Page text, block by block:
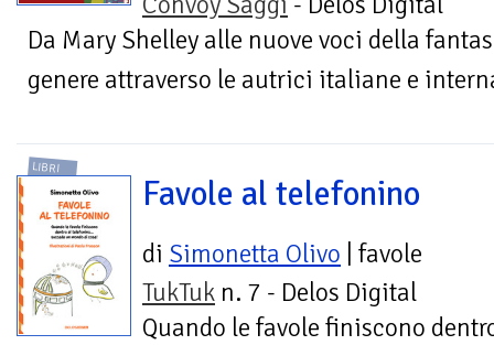
Da Mary Shelley alle nuove voci della
genere attraverso le autrici italiane e
LIBRI
Favole al telefonino
di Simonetta Olivo | favole
TukTuk n. 7 - Delos Digital
Quando le favole finiscono